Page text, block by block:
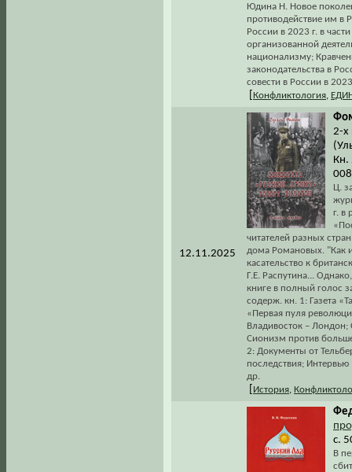
Юдина Н. Новое
противодействие им в
России в 2023 г. в
организованной
национализму;
законодательства в
совести в России в
Конфликтология
12.11.2025
2-х
Кн.
Ц.
г. в
читателей разных
дома Романовых. "Как
касательство к
Г.Е. Распутина...
книге в полный голос
содерж. кн. 1: Газета
«Первая пуля
Владивосток – Лондон;
Сионизм против
2: Документы от
последствия;
др.
История
с.
В